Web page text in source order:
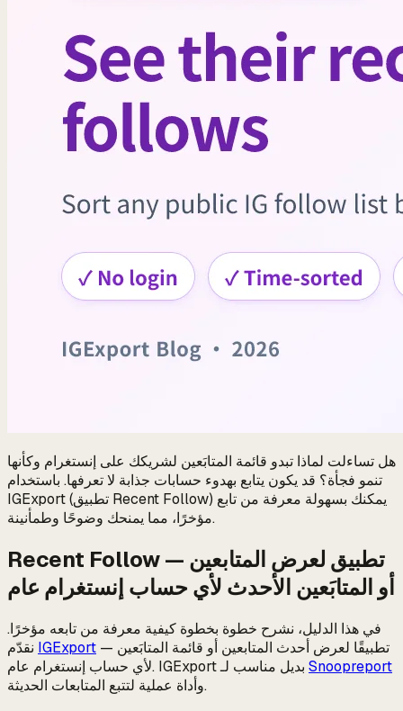
هل تساءلت لماذا تبدو قائمة المتابَعين لشريكك على إنستغرام وكأنها
تنمو فجأة؟ قد يكون يتابع بهدوء حسابات جذابة لا تعرفها. باستخدام
IGExport (تطبيق Recent Follow) يمكنك بسهولة معرفة من تابع
مؤخرًا، مما يمنحك وضوحًا وطمأنينة.
Recent Follow — تطبيق لعرض المتابعين
أو المتابَعين الأحدث لأي حساب إنستغرام عام
في هذا الدليل، نشرح خطوة بخطوة كيفية معرفة من تابعه مؤخرًا.
IGExport — تطبيقًا لعرض أحدث المتابعين أو قائمة المتابَعين
Snoopreport
وأداة عملية لتتبع المتابعات الحديثة.